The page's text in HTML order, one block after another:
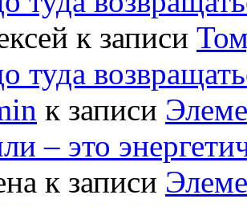
к записи
туда
к записи
– это
к записи